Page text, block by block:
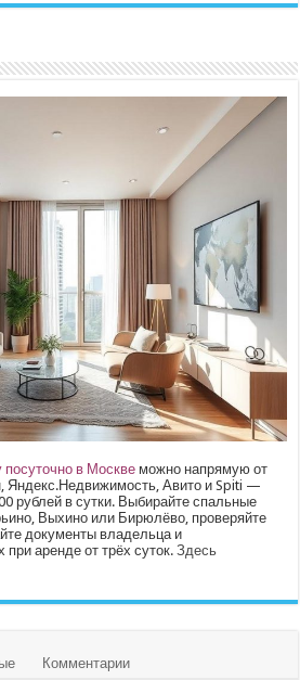
посуточно в Москве можно напрямую от
Яндекс.Недвижимость, Авито и Spiti —
рублей в сутки. Выбирайте спальные
Выхино или Бирюлёво, проверяйте
документы владельца и
при аренде от трёх суток.Здесь
Комментарии